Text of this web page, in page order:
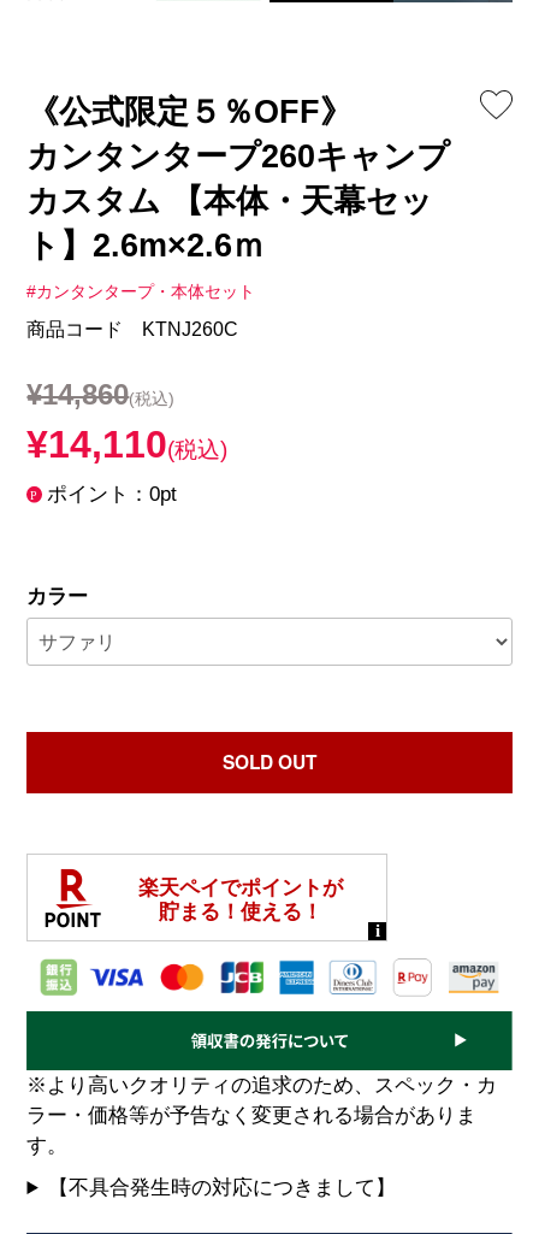
《公式限定５％OFF》
カンタンタープ260キャンプ
カスタム 【本体・天幕セッ
ト】2.6m×2.6ｍ
#カンタンタープ・本体セット
商品コード KTNJ260C
¥14,860(税込)
¥14,110(税込)
ポイント：0pt
カラー
SOLD OUT
※より高いクオリティの追求のため、スペック・カ
ラー・価格等が予告なく変更される場合がありま
す。
【不具合発生時の対応につきまして】